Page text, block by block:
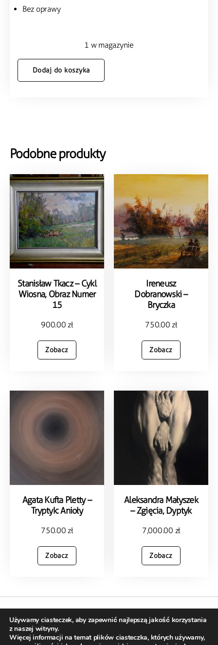
Bez oprawy
1 w magazynie
Dodaj do koszyka
Podobne produkty
Stanisław Tkacz – Cykl
Wiosna, Obraz Numer
15
900.00 zł
Zobacz
Ireneusz
Dobranowski –
Bryczka
750.00 zł
Zobacz
Agata Kufta Pletty –
Tryptyk: Anioły
750.00 zł
Zobacz
Aleksandra Małyszek
– Zgięcia, Dyptyk
7,000.00 zł
Zobacz
Copyright © 2023 kopalniasztukionline.pl
Stworzone w ramach
atwi.pl | Realizacja sklepu – webrian.pl
Używamy ciasteczek, aby zapewnić najlepszą jakość korzystania
z naszej witryny.
Więcej informacji na temat plików ciasteczka, których używamy,